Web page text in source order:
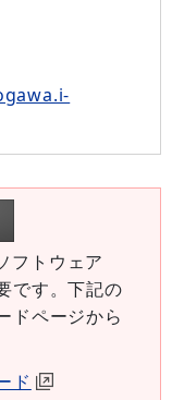
フトウェア
です。下記の
ページから
ド